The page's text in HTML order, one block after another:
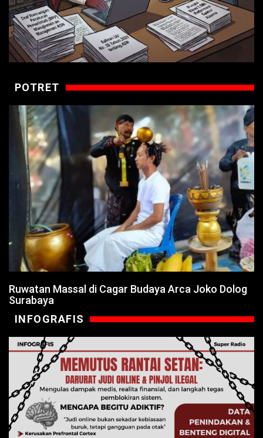
POTRET
Ruwatan Massal di Cagar Budaya Arca Joko Dolog
Surabaya
INFOGRAFIS